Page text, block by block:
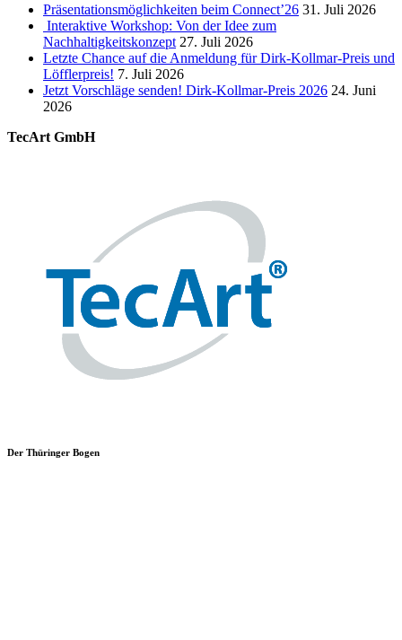
Präsentationsmöglichkeiten beim Connect’26 31. Juli 2026
Interaktive Workshop: Von der Idee zum
Nachhaltigkeitskonzept 27. Juli 2026
Letzte Chance auf die Anmeldung für Dirk-Kollmar-Preis und
Löfflerpreis! 7. Juli 2026
Jetzt Vorschläge senden! Dirk-Kollmar-Preis 2026 24. Juni
2026
TecArt GmbH
Der Thüringer Bogen